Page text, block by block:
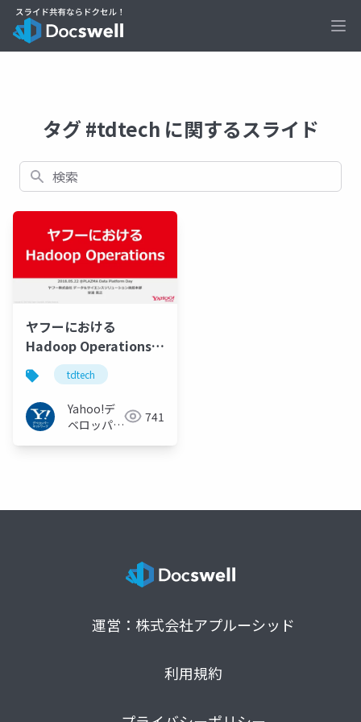
タグ #tdtech に関するスライド
検索
ヤフーにおける
Hadoop Operations
#tdtechtdtech
Yahoo!デ
ベロッパー
741
運営：株式会社アプルーシッド
利用規約